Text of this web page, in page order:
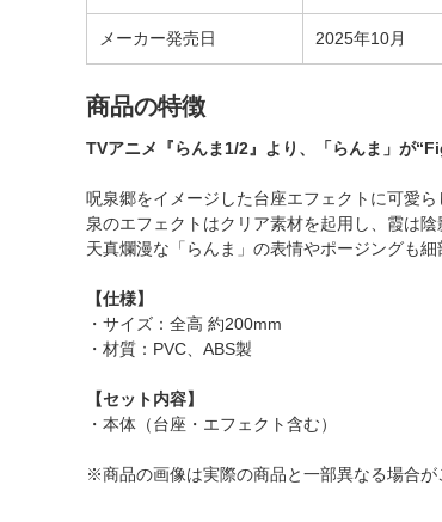
メーカー発売日 2025年10月
商品の特徴
TVアニメ『らんま1/2』より、「らんま」が
呪泉郷をイメージした台座エフェクトに可愛ら
泉のエフェクトはクリア素材を起用し、霞は
天真爛漫な「らんま」の表情やポージングも細
【仕様】
・サイズ：全高 約200mm
・材質：PVC、ABS製
【セット内容】
・本体（台座・エフェクト含む）
※商品の画像は実際の商品と一部異なる場合が